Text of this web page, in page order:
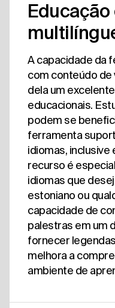
A capacidade da
com conteúdo de
dela um
educacionais.
podem se
ferramenta
idiomas, inclusive
recurso é
idiomas que
estoniano ou
capacidade de
palestras em um
fornecer
melhora a
ambiente de